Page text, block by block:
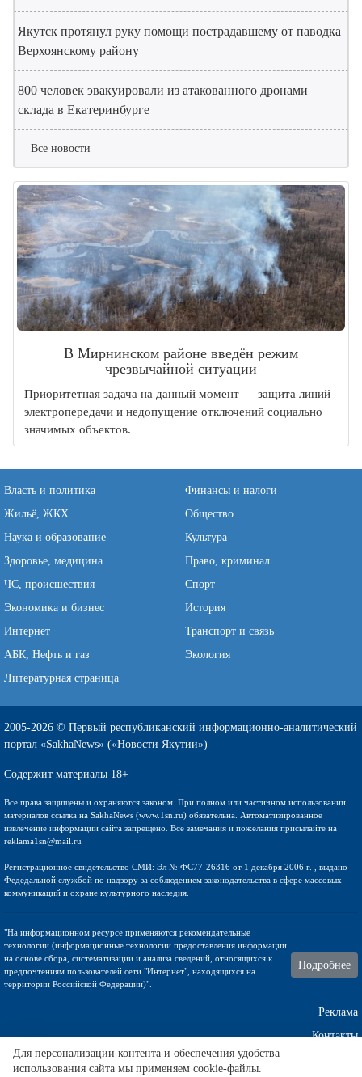
Якутск протянул руку помощи пострадавшему от паводка
Верхоянскому району
800 человек эвакуировали из атакованного дронами
склада в Екатеринбурге
Все новости
В Мирнинском районе введён режим
чрезвычайной ситуации
Приоритетная задача на данный момент — защита линий
электропередачи и недопущение отключений социально
значимых объектов.
Власть и политика
Финансы и налоги
Жильё, ЖКХ
Общество
Наука и образование
Культура
Здоровье, медицина
Право, криминал
ЧС, происшествия
Спорт
Экономика и бизнес
История
Интернет
Транспорт и связь
АБК, Нефть и газ
Экология
Литературная страница
2005-2026 © Первый республиканский информационно-аналитический
портал «SakhaNews» («Новости Якутии»)
Содержит материалы 18+
Все права защищены и охраняются законом. При полном или частичном использовании
материалов ссылка на SakhaNews (www.1sn.ru) обязательна. Автоматизированное
извлечение информации сайта запрещено. Все замечания и пожелания присылайте на
reklama1sn@mail.ru
Регистрационное свидетельство СМИ: Эл № ФС77-26316 от 1 декабря 2006 г. , выдано
Федедальной службой по надзору за соблюдением законодательства в сфере массовых
коммуникаций и охране культурного наследия.
"На информационном ресурсе применяются рекомендательные
технологии (информационные технологии предоставления информации
на основе сбора, систематизации и анализа сведений, относящихся к
предпочтениям пользователей сети "Интернет", находящихся на
территории Российской Федерации)".
Подробнее
Реклама
Контакты
Техническа поддержка
Для персонализации контента и обеспечения удобства
использования сайта мы применяем cookie-файлы.